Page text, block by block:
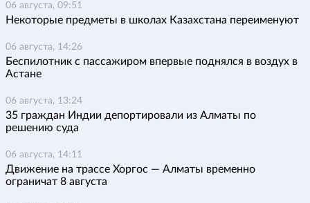
06 августа, 09:51
Некоторые предметы в школах Казахстана переименуют
06 августа, 14:26
Беспилотник с пассажиром впервые поднялся в воздух в
Астане
06 августа, 13:24
35 граждан Индии депортировали из Алматы по
решению суда
06 августа, 14:11
Движение на трассе Хоргос — Алматы временно
ограничат 8 августа